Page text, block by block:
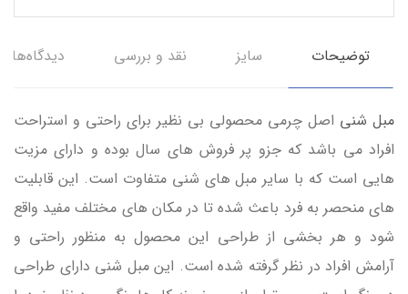
توضیحات سایز نقد و بررسی دیدگاه‌ها
مبل شنی اصل چرمی محصولی بی نظیر برای راحتی و استراحت
افراد می باشد که جزو پر فروش های سال بوده و دارای مزیت
هایی است که با سایر مبل های شنی متفاوت است. این قابلیت
های منحصر به فرد باعث شده تا در مکان های مختلف مفید واقع
شود و هر بخشی از طراحی این محصول به منظور راحتی و
آرامش افراد در نظر گرفته شده است. این مبل شنی دارای طراحی